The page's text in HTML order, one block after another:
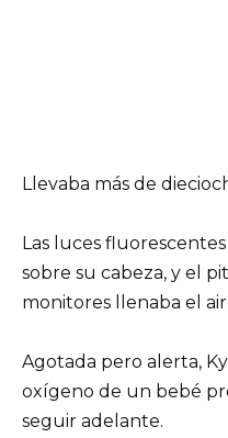
Llevaba más de
Las luces
sobre su cabeza, y el
monitores llenaba el
Agotada pero alerta,
oxígeno de un bebé
seguir adelante.